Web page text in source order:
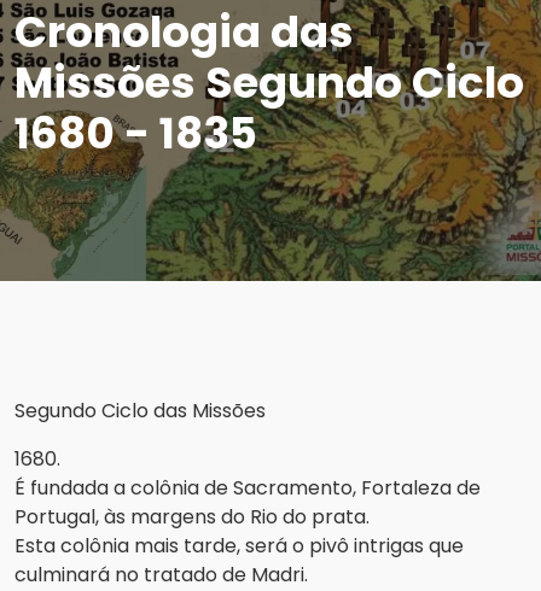
Cronologia das
Missões Segundo Ciclo
1680 - 1835
Segundo Ciclo das Missões
1680.
É fundada a colônia de Sacramento, Fortaleza de
Portugal, às margens do Rio do prata.
Esta colônia mais tarde, será o pivô intrigas que
culminará no tratado de Madri.